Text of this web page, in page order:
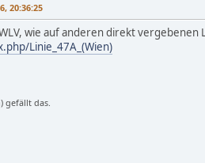
20:36:25
wie auf anderen direkt vergebenen
Linie_47A_(Wien)
gefällt das.